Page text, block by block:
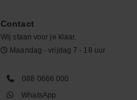
Contact
Wij staan voor je klaar.
Maandag - vrijdag 7 - 18 uur
088 0666 000
WhatsApp